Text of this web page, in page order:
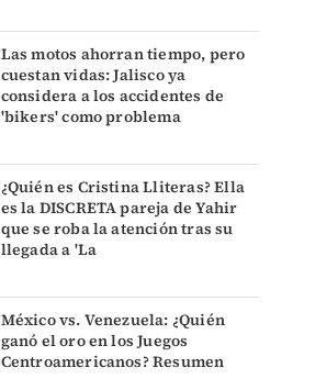
Las motos ahorran tiempo, pero
cuestan vidas: Jalisco ya
considera a los accidentes de
'bikers' como problema
¿Quién es Cristina Lliteras? Ella
es la DISCRETA pareja de Yahir
que se roba la atención tras su
llegada a 'La
México vs. Venezuela: ¿Quién
ganó el oro en los Juegos
Centroamericanos? Resumen